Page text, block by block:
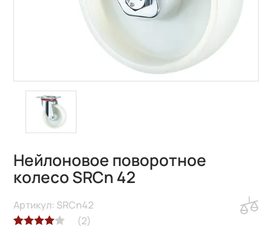
Нейлоновое поворотное
колесо SRCn 42
(2)
Артикул: SRCn42